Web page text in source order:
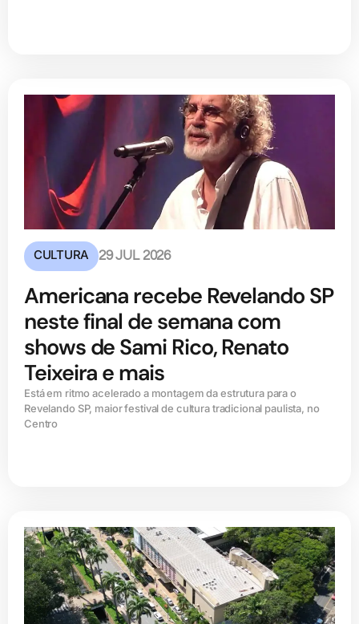
CULTURA 29 JUL 2026
Americana recebe Revelando SP
neste final de semana com
shows de Sami Rico, Renato
Teixeira e mais
Está em ritmo acelerado a montagem da estrutura para o
Revelando SP, maior festival de cultura tradicional paulista, no
Centro